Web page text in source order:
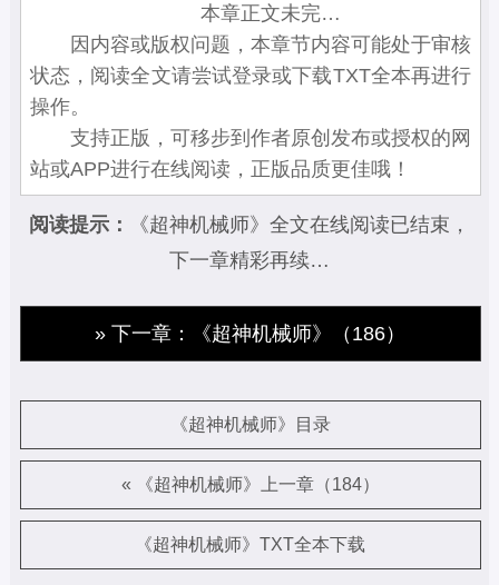
本章正文未完…
因内容或版权问题，本章节内容可能处于审核
状态，阅读全文请尝试登录或下载TXT全本再进行
操作。
支持正版，可移步到作者原创发布或授权的网
站或APP进行在线阅读，正版品质更佳哦！
阅读提示：
《超神机械师》全文在线阅读已结束，
下一章精彩再续…
» 下一章：《超神机械师》（186）
《超神机械师》目录
« 《超神机械师》上一章（184）
《超神机械师》TXT全本下载